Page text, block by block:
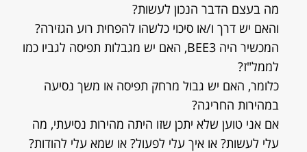
מה בעצם הדבר הנכון לעשות?
והאם יש דרך ו/או סיכוי כלשהו להפחית רוע הגזירה?
המכשיר היה BEE3, האם יש מגבלות תפיסה לגביו כמו
לממל"ז?
כלומר, האם יש גבול מרחק תפיסה או משך נסיעה
במהירות החריגה?
אם אני טוען שלא יתכן שזו היתה מהירות נסיעתי, מה
עלי לעשות? או איך עלי לפעול? או שמא עלי להודות?